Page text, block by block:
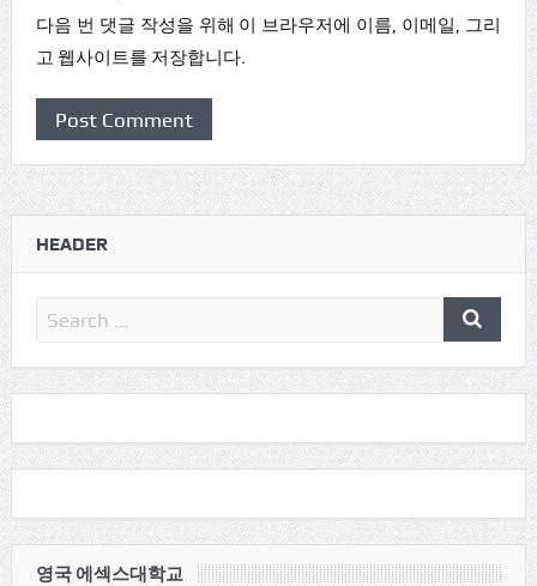
다음 번 댓글 작성을 위해 이 브라우저에 이름, 이메일, 그리
고 웹사이트를 저장합니다.
HEADER
영국 에섹스대학교